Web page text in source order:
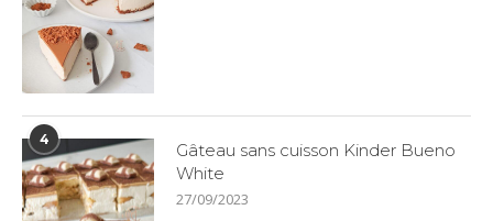
4
Gâteau sans cuisson Kinder Bueno
White
27/09/2023